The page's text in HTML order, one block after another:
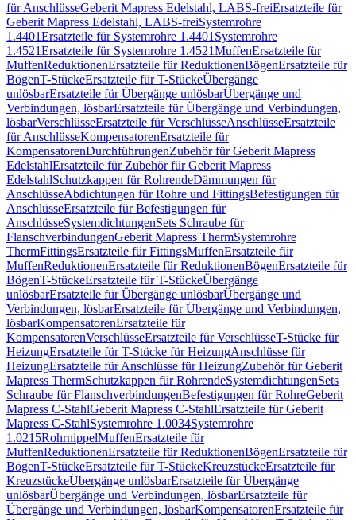
für AnschlüsseGeberit Mapress Edelstahl, LABS-freiErsatzteile für
Geberit Mapress Edelstahl, LABS-freiSystemrohre
1.4401Ersatzteile für Systemrohre 1.4401 Systemrohre
1.4521Ersatzteile für Systemrohre 1.4521MuffenErsatzteile für
MuffenReduktionenErsatzteile für ReduktionenBögenErsatzteile für
BögenT-StückeErsatzteile für T-StückeÜbergänge
unlösbarErsatzteile für Übergänge unlösbarÜbergänge und
Verbindungen, lösbarErsatzteile für Übergänge und Verbindungen,
lösbarVerschlüsseErsatzteile für VerschlüsseAnschlüsseErsatzteile
für AnschlüsseKompensatorenErsatzteile für
KompensatorenDurchführungenZubehör für Geberit Mapress
EdelstahlErsatzteile für Zubehör für Geberit Mapress
EdelstahlSchutzkappen für RohrendeDämmungen für
AnschlüsseAbdichtungen für Rohre und FittingsBefestigungen für
AnschlüsseErsatzteile für Befestigungen für
AnschlüsseSystemdichtungenSets Schraube für
FlanschverbindungenGeberit Mapress ThermSystemrohre
ThermFittingsErsatzteile für FittingsMuffenErsatzteile für
MuffenReduktionenErsatzteile für ReduktionenBögenErsatzteile für
BögenT-StückeErsatzteile für T-StückeÜbergänge
unlösbarErsatzteile für Übergänge unlösbarÜbergänge und
Verbindungen, lösbarErsatzteile für Übergänge und Verbindungen,
lösbarKompensatorenErsatzteile für
KompensatorenVerschlüsseErsatzteile für VerschlüsseT-Stücke für
HeizungErsatzteile für T-Stücke für HeizungAnschlüsse für
HeizungErsatzteile für Anschlüsse für HeizungZubehör für Geberit
Mapress ThermSchutzkappen für RohrendeSystemdichtungenSets
Schraube für FlanschverbindungenBefestigungen für RohreGeberit
Mapress C-StahlGeberit Mapress C-StahlErsatzteile für Geberit
Mapress C-StahlSystemrohre 1.0034Systemrohre
1.0215RohrnippelMuffenErsatzteile für
MuffenReduktionenErsatzteile für ReduktionenBögenErsatzteile für
BögenT-StückeErsatzteile für T-StückeKreuzstückeErsatzteile für
KreuzstückeÜbergänge unlösbarErsatzteile für Übergänge
unlösbarÜbergänge und Verbindungen, lösbarErsatzteile für
Übergänge und Verbindungen, lösbarKompensatorenErsatzteile für